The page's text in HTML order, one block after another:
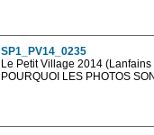
SP1_PV14_0235
Le Petit Village 2014 (Lanfains
POURQUOI LES PHOTOS